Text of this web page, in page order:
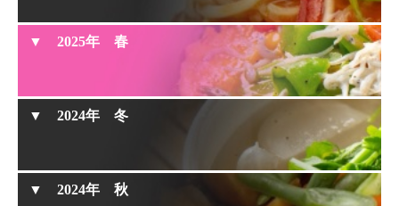
イスラエルの定番料理『シャクシュカ（たまごの
トマト煮込み）』
鶏肉と野菜の甘酒マリネ蒸し
2025年 春
鶏とレモンの蒸しスープ
2024年 冬
※ 2024年冬は動画をお休みさせていただきました。
2024年 秋